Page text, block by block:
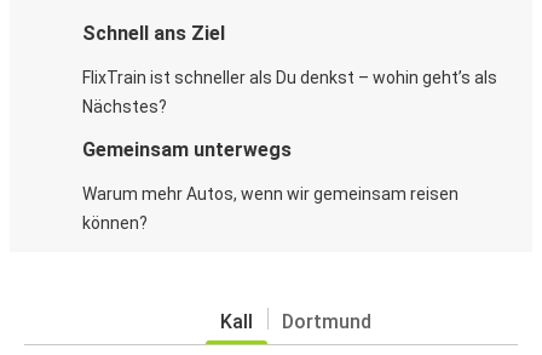
Schnell ans Ziel
FlixTrain ist schneller als Du denkst – wohin geht’s als
Nächstes?
Gemeinsam unterwegs
Warum mehr Autos, wenn wir gemeinsam reisen
können?
Kall Dortmund